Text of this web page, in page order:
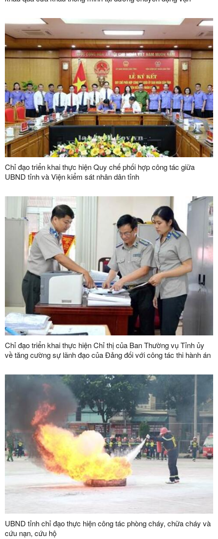
dụng vận chuyển hàng hoá khu vực mốc 1088/2-1089 thuộc cặp
cửa khẩu quốc tế Hữu Nghị (Việt Nam) - Hữu Nghị Quan (Trung
Quốc)
Chỉ đạo triển khai thực hiện Quy chế phối hợp công tác giữa
UBND tỉnh và Viện kiểm sát nhân dân tỉnh
Chỉ đạo triển khai thực hiện Chỉ thị của Ban Thường vụ Tỉnh ủy
về tăng cường sự lãnh đạo của Đảng đối với công tác thi hành án
UBND tỉnh chỉ đạo thực hiện công tác phòng cháy, chữa cháy và
cứu nạn, cứu hộ